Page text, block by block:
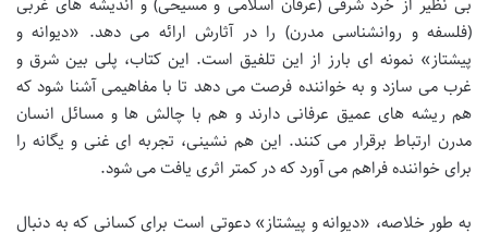
(فلسفه و روانشناسی مدرن) را در آثارش ارائه می دهد. «دیوانه و
پیشتاز» نمونه ای بارز از این تلفیق است. این کتاب، پلی بین شرق و
غرب می سازد و به خواننده فرصت می دهد تا با مفاهیمی آشنا شود که
هم ریشه های عمیق عرفانی دارند و هم با چالش ها و مسائل انسان
مدرن ارتباط برقرار می کنند. این هم نشینی، تجربه ای غنی و یگانه را
برای خواننده فراهم می آورد که در کمتر اثری یافت می شود.
به طور خلاصه، «دیوانه و پیشتاز» دعوتی است برای کسانی که به دنبال